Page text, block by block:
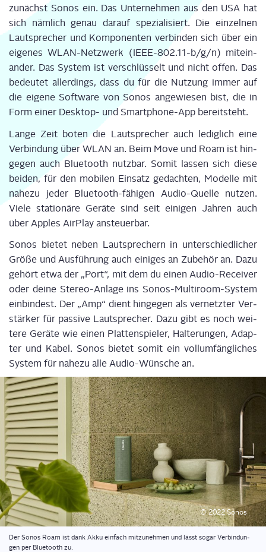
zunächst Sonos ein. Das Unter­neh­men aus den USA hat
sich näm­lich genau dar­auf spe­zia­li­siert. Die ein­zel­nen
Laut­spre­cher und Kom­po­nen­ten ver­bin­den sich über ein
eige­nes WLAN-Netz­werk (IEEE-802.11‑b/g/n) mit­ein­
an­der. Das Sys­tem ist ver­schlüs­selt und nicht offen. Das
bedeu­tet aller­dings, dass du für die Nut­zung immer auf
die eige­ne Soft­ware von Sonos ange­wie­sen bist, die in
Form einer Desk­top- und Smart­phone-App bereitsteht.
Lan­ge Zeit boten die Laut­spre­cher auch ledig­lich eine
Ver­bin­dung über WLAN an. Beim Move und Roam ist hin­
ge­gen auch Blue­tooth nutz­bar. Somit las­sen sich die­se
bei­den, für den mobi­len Ein­satz gedach­ten, Model­le mit
nahe­zu jeder Blue­tooth-fähi­gen Audio-Quel­le nut­zen.
Vie­le sta­tio­nä­re Gerä­te sind seit eini­gen Jah­ren auch
über App­les Air­Play ansteuerbar.
Sonos bie­tet neben Laut­spre­chern in unter­schied­li­cher
Grö­ße und Aus­füh­rung auch eini­ges an Zube­hör an. Dazu
gehört etwa der „Port“, mit dem du einen Audio-Recei­ver
oder dei­ne Ste­reo-Anla­ge ins Sonos-Mul­ti­room-Sys­tem
ein­bin­dest. Der „Amp“ dient hin­ge­gen als ver­netz­ter Ver­
stär­ker für pas­si­ve Laut­spre­cher. Dazu gibt es noch wei­
te­re Gerä­te wie einen Plat­ten­spie­ler, Hal­te­run­gen, Adap­
ter und Kabel. Sonos bie­tet somit ein voll­um­fäng­li­ches
Sys­tem für nahe­zu alle Audio-Wün­sche an.
© 2022 Sonos
Der Sonos Roam ist dank Akku ein­fach mit­zu­neh­men und lässt sogar Ver­bin­dun­
gen per Blue­tooth zu.